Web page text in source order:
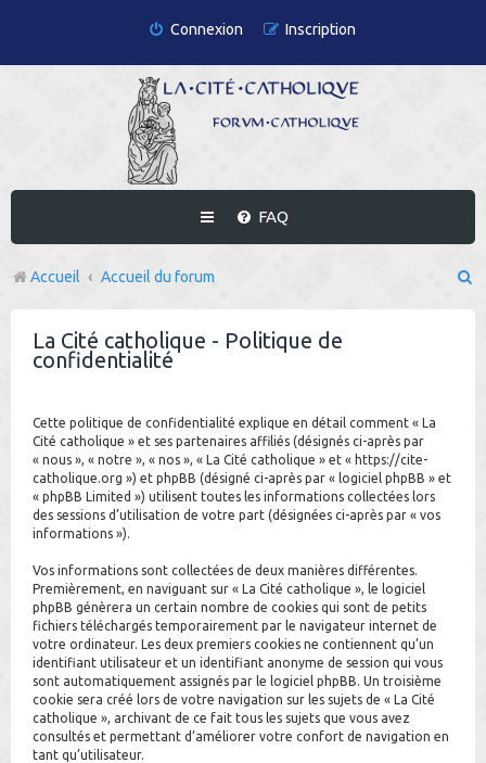
Connexion Inscription
FAQ
Accueil Accueil du forum
La Cité catholique - Politique de
confidentialité
Cette politique de confidentialité explique en détail comment « La
Cité catholique » et ses partenaires affiliés (désignés ci-après par
« nous », « notre », « nos », « La Cité catholique » et « https://cite-
catholique.org ») et phpBB (désigné ci-après par « logiciel phpBB » et
« phpBB Limited ») utilisent toutes les informations collectées lors
des sessions d’utilisation de votre part (désignées ci-après par « vos
informations »).
Vos informations sont collectées de deux manières différentes.
Premièrement, en naviguant sur « La Cité catholique », le logiciel
phpBB génèrera un certain nombre de cookies qui sont de petits
fichiers téléchargés temporairement par le navigateur internet de
votre ordinateur. Les deux premiers cookies ne contiennent qu’un
identifiant utilisateur et un identifiant anonyme de session qui vous
sont automatiquement assignés par le logiciel phpBB. Un troisième
cookie sera créé lors de votre navigation sur les sujets de « La Cité
catholique », archivant de ce fait tous les sujets que vous avez
consultés et permettant d’améliorer votre confort de navigation en
tant qu’utilisateur.